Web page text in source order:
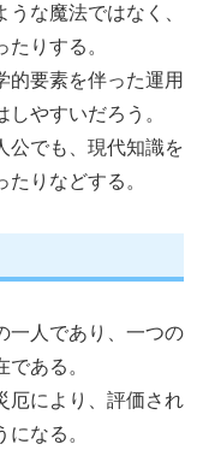
な魔法ではなく、
りする。
的要素を伴った運用
やすいだろう。
公でも、現代知識を
りなどする。
一人であり、一つの
ある。
厄により、評価され
なる。